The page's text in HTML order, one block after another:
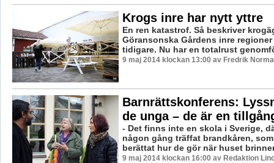
Krogs inre har nytt yttre
En ren katastrof. Så beskriver
Göransonska Gårdens inre
tidigare. Nu har en totalrust
9 maj 2014 klockan 13:00 av Fredrik
Barnrättskonferens:
de unga – de är en
- Det finns inte en skola i Sverige,
någon gång träffat brandkåren,
berättat hur de gör när huset
9 maj 2014 klockan 16:00 av Redaktion